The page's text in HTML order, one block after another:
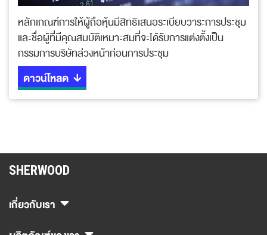
หลักเกณฑ์การให้ผู้ถือหุ้นมีสิทธิเสนอระเบียบวาระการประชุม
และชื่อผู้ที่มีคุณสมบัติเหมาะสมที่จะได้รับการแต่งตั้งเป็น
กรรมการบริษัทล่วงหน้าก่อนการประชุม
ดาวน์โหลด
SHERWOOD
เกี่ยวกับเรา